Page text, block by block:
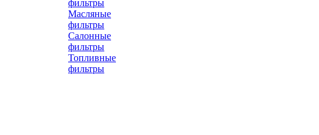
фильтры
Масляные
фильтры
Салонные
фильтры
Топливные
фильтры